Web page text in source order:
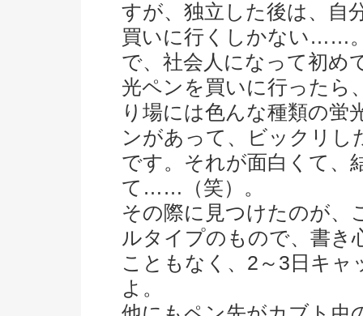
すが、独立した後は、自
買いに行くしかない……
で、社会人になって初め
光ペンを買いに行ったら
り場には色んな種類の蛍
ンがあって、ビックリし
です。それが面白くて、
て……（笑）。
その際に見つけたのが、
ルタイプのもので、書き
こともなく、2～3日キ
よ。